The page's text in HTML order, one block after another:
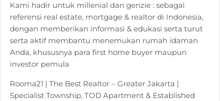
Kami hadir untuk millenial dan genzie : sebagai
referensi real estate, mortgage & realtor di Indonesia,
dengan memberikan informasi & edukasi serta turut
serta aktif membantu menemukan rumah idaman
Anda, khususnya para first home buyer maupun
investor pemula
Rooma21 | The Best Realtor – Greater Jakarta |
Specialist Township, TOD Apartment & Established